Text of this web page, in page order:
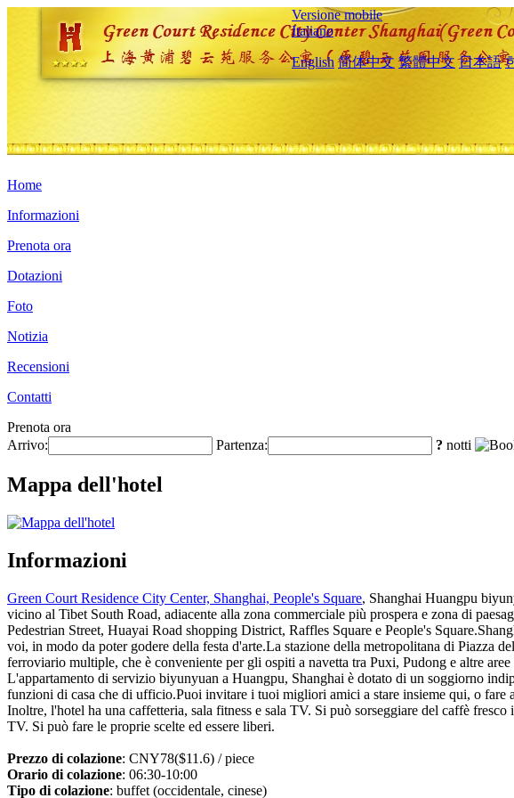
Versione mobile
Italiano
English 简体中文 繁體中文 日本語
Home
Informazioni
Prenota ora
Dotazioni
Foto
Notizia
Recensioni
Contatti
Prenota ora
Arrivo:
Partenza: ? notti
Mappa dell'hotel
Informazioni
Green Court Residence City Center, Shanghai, People's Square, Shanghai Huangpu
vicino al Tibet South Road, adiacente alla zona commerciale più prospera e zona di
Pedestrian Street, Huayai Road shopping District, Raffles Square e People's
voi, in modo da poter godere della festa d'arte.La stazione della metropolitana di Piazza
ferroviario multiple, che è conveniente per gli ospiti a navetta tra Puxi, Pudong e altre aree
L'appartamento di servizio biyunyuan a Huangpu, Shanghai è dotato di un soggiorno
funzioni di casa che di ufficio.Puoi invitare i tuoi migliori amici a stare insieme qui, o fare
Inoltre, l'hotel ha una caffetteria, sala fitness e sala TV. Si può sorseggiare del caffè
TV. Si può fare le proprie scelte ed essere liberi.
Prezzo di colazione: CNY78($11.6) / piece
Orario di colazione: 06:30-10:00
Tipo di colazione: buffet (occidentale, cinese)